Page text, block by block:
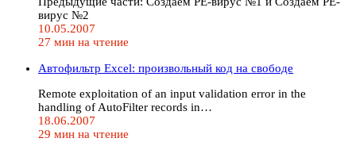
вирус №2
10.05.2007
27 мин на чтение
Автофильтр Excel: произвольный код на свободе
Remote exploitation of an input validation error in the
handling of AutoFilter records in…
18.06.2007
29 мин на чтение